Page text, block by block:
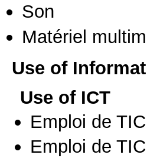
Son
Matériel
Use of
Use of ICT
Emploi de
Emploi de